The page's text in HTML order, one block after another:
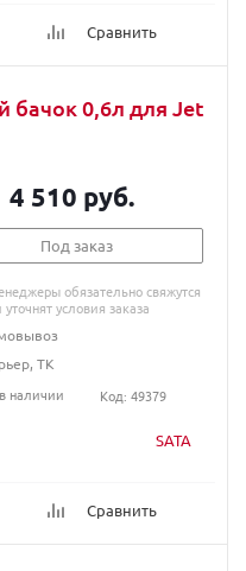
Сравнить
бачок 0,6л для Jet
SATA
Сравнить
4 510 руб.
Под заказ
обязательно свяжутся
условия заказа
ТК
наличии
Код: 49379